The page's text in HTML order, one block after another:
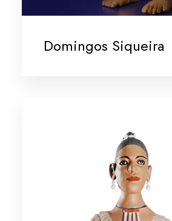
Domingos Siqueira